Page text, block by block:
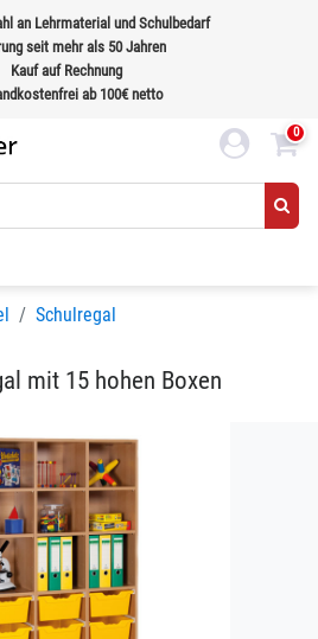
an Lehrmaterial und Schulbedarf
seit mehr als 50 Jahren
Kauf auf Rechnung
ab 100€ netto
0
Schulregal
mit 15 hohen Boxen